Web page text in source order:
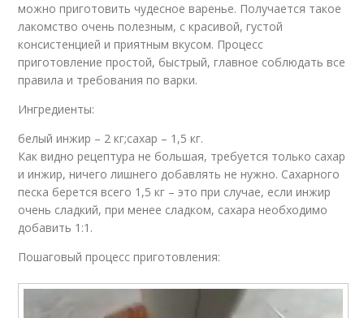
можно приготовить чудесное варенье. Получается такое
лакомство очень полезным, с красивой, густой
консистенцией и приятным вкусом. Процесс
приготовление простой, быстрый, главное соблюдать все
правила и требования по варки.
Ингредиенты:
белый инжир – 2 кг;сахар – 1,5 кг.
Как видно рецептура не большая, требуется только сахар
и инжир, ничего лишнего добавлять не нужно. Сахарного
песка берется всего 1,5 кг – это при случае, если инжир
очень сладкий, при менее сладком, сахара необходимо
добавить 1:1.
Пошаговый процесс приготовления: